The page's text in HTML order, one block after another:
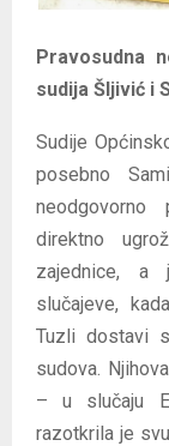
Pravosudna
sudija Šljivić i
Sudije
posebno
direktno
zajednice, a
slučajeve,
Tuzli dostavi
sudova.
– u slučaju
razotkrila je